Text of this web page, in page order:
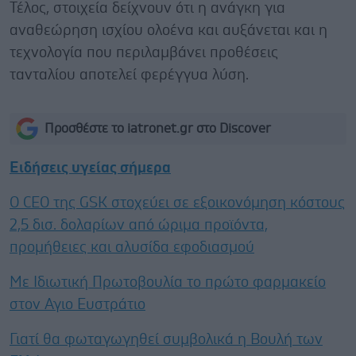
Τέλος, στοιχεία δείχνουν ότι η ανάγκη για
αναθεώρηση ισχίου ολοένα και αυξάνεται και η
τεχνολογία που περιλαμβάνει προθέσεις
τανταλίου αποτελεί φερέγγυα λύση.
Προσθέστε το iatronet.gr στο Discover
Ειδήσεις υγείας σήμερα
Ο CEO της GSK στοχεύει σε εξοικονόμηση κόστους
2,5 δισ. δολαρίων από ώριμα προϊόντα,
προμήθειες και αλυσίδα εφοδιασμού
Με Ιδιωτική Πρωτοβουλία το πρώτο φαρμακείο
στον Αγιο Ευστράτιο
Γιατί θα φωταγωγηθεί συμβολικά η Βουλή των